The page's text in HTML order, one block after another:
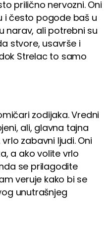
prilično nervozni. Oni
i često pogode baš u
narav, ali potrebni su
stvore, usavrše i
Strelac to samo
zodijaka. Vredni
ali, glavna tajna
zabavni ljudi. Oni
a ako volite vrlo
se prilagodite
veruje kako bi se
unutrašnjeg